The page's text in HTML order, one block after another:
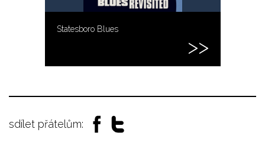
Statesboro Blues
sdílet přátelům: